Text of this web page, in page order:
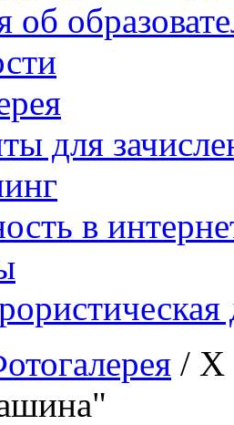
об
для
в
/ X